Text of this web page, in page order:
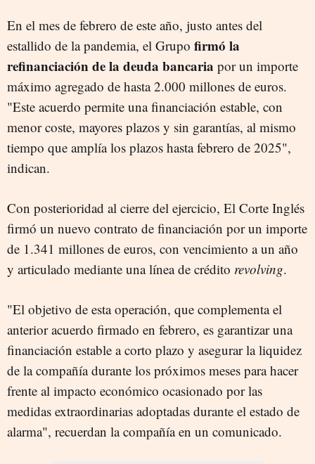
En el mes de febrero de este año, justo antes del
estallido de la pandemia, el Grupo firmó la
refinanciación de la deuda bancaria por un importe
máximo agregado de hasta 2.000 millones de euros.
"Este acuerdo permite una financiación estable, con
menor coste, mayores plazos y sin garantías, al mismo
tiempo que amplía los plazos hasta febrero de 2025",
indican.
Con posterioridad al cierre del ejercicio, El Corte Inglés
firmó un nuevo contrato de financiación por un importe
de 1.341 millones de euros, con vencimiento a un año
y articulado mediante una línea de crédito revolving.
"El objetivo de esta operación, que complementa el
anterior acuerdo firmado en febrero, es garantizar una
financiación estable a corto plazo y asegurar la liquidez
de la compañía durante los próximos meses para hacer
frente al impacto económico ocasionado por las
medidas extraordinarias adoptadas durante el estado de
alarma", recuerdan la compañía en un comunicado.